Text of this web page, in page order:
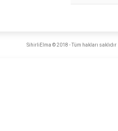
SihirliElma © 2018 - Tüm hakları saklıdır